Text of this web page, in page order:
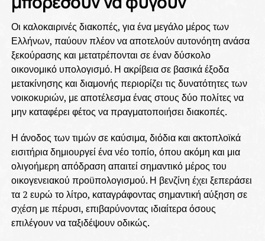
Οι καλοκαιρινές διακοπές, για ένα μεγάλο μέρος των
Ελλήνων, παύουν πλέον να αποτελούν αυτονόητη ανάσα
ξεκούρασης και μετατρέπονται σε έναν δύσκολο
οικονομικό υπολογισμό. Η ακρίβεια σε βασικά έξοδα
μετακίνησης και διαμονής περιορίζει τις δυνατότητες των
νοικοκυριών, με αποτέλεσμα ένας στους δύο πολίτες να
μην καταφέρει φέτος να πραγματοποιήσει διακοπές.
Η άνοδος των τιμών σε καύσιμα, διόδια και ακτοπλοϊκά
εισιτήρια δημιουργεί ένα νέο τοπίο, όπου ακόμη και μια
ολιγοήμερη απόδραση απαιτεί σημαντικό μέρος του
οικογενειακού προϋπολογισμού. Η βενζίνη έχει ξεπεράσει
τα 2 ευρώ το λίτρο, καταγράφοντας σημαντική αύξηση σε
σχέση με πέρυσι, επιβαρύνοντας ιδιαίτερα όσους
επιλέγουν να ταξιδέψουν οδικώς.